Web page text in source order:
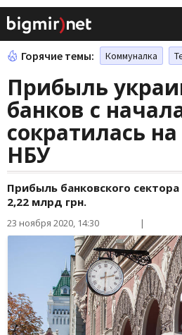
Горячие темы: Коммуналка
Прибыль
банков с
сократилась
НБУ
Прибыль банковского
2,22 млрд грн.
23 ноября 2020, 14:30 |